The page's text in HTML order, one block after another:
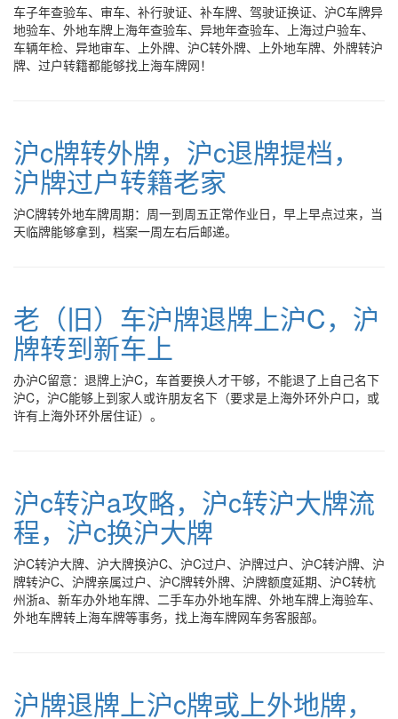
车子年查验车、审车、补行驶证、补车牌、驾驶证换证、沪C车牌异
地验车、外地车牌上海年查验车、异地年查验车、上海过户验车、
车辆年检、异地审车、上外牌、沪C转外牌、上外地车牌、外牌转沪
牌、过户转籍都能够找上海车牌网！
沪c牌转外牌，沪c退牌提档，
沪牌过户转籍老家
沪C牌转外地车牌周期：周一到周五正常作业日，早上早点过来，当
天临牌能够拿到，档案一周左右后邮递。
老（旧）车沪牌退牌上沪C，沪
牌转到新车上
办沪C留意：退牌上沪C，车首要换人才干够，不能退了上自己名下
沪C，沪C能够上到家人或许朋友名下（要求是上海外环外户口，或
许有上海外环外居住证）。
沪c转沪a攻略，沪c转沪大牌流
程，沪c换沪大牌
沪C转沪大牌、沪大牌换沪C、沪C过户、沪牌过户、沪C转沪牌、沪
牌转沪C、沪牌亲属过户、沪C牌转外牌、沪牌额度延期、沪C转杭
州浙a、新车办外地车牌、二手车办外地车牌、外地车牌上海验车、
外地车牌转上海车牌等事务，找上海车牌网车务客服部。
沪牌退牌上沪c牌或上外地牌，